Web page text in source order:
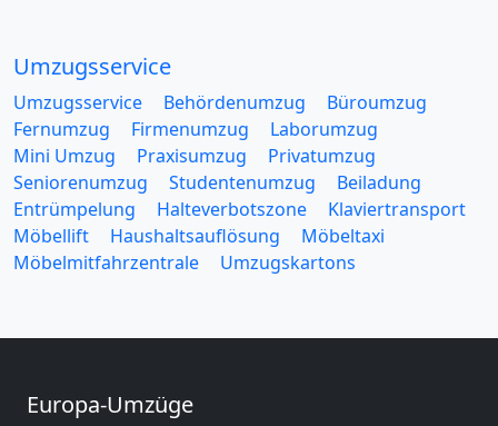
Umzugsservice
Umzugsservice Behördenumzug
Büroumzug
Fernumzug
Firmenumzug
Laborumzug
Mini Umzug
Praxisumzug
Privatumzug
Seniorenumzug
Studentenumzug
Beiladung
Entrümpelung
Halteverbotszone
Klaviertransport
Möbellift
Haushaltsauflösung
Möbeltaxi
Möbelmitfahrzentrale
Umzugskartons
Europa-Umzüge